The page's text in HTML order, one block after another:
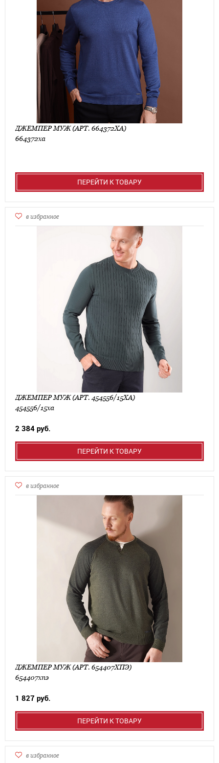
ДЖЕМПЕР МУЖ (АРТ. 664372ХА)
664372ха
ПЕРЕЙТИ К ТОВАРУ
в избранное
ДЖЕМПЕР МУЖ (АРТ. 454556/15ХА)
454556/15ха
2 384 руб.
ПЕРЕЙТИ К ТОВАРУ
в избранное
ДЖЕМПЕР МУЖ (АРТ. 654407ХПЭ)
654407хпэ
1 827 руб.
ПЕРЕЙТИ К ТОВАРУ
в избранное